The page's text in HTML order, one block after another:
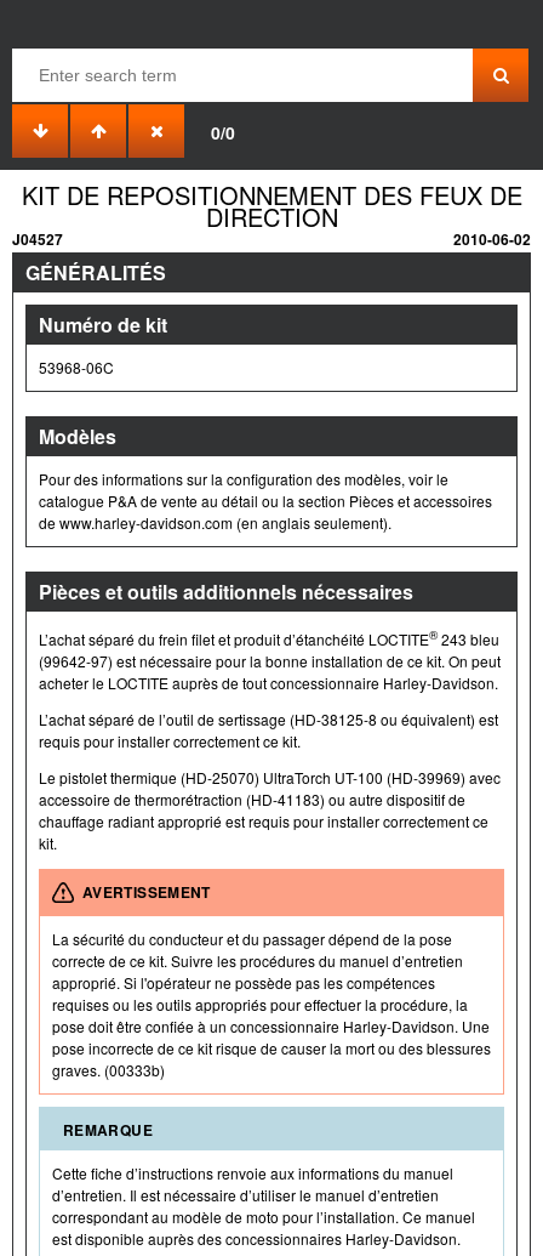
0/0
KIT DE REPOSITIONNEMENT DES FEUX DE
DIRECTION
J04527 2010-06-02
GÉNÉRALITÉS
Numéro de kit
53968-06C
Modèles
Pour des informations sur la configuration des modèles, voir le
catalogue P&A de vente au détail ou la section Pièces et accessoires
de www.harley-davidson.com (en anglais seulement).
Pièces et outils additionnels nécessaires
L’achat séparé du frein filet et produit d’étanchéité LOCTITE®243 bleu
(99642-97) est nécessaire pour la bonne installation de ce kit. On peut
acheter le LOCTITE auprès de tout concessionnaire Harley-Davidson.
L’achat séparé de l’outil de sertissage (HD-38125-8 ou équivalent) est
requis pour installer correctement ce kit.
Le pistolet thermique (HD-25070) UltraTorch UT-100 (HD-39969) avec
accessoire de thermorétraction (HD-41183) ou autre dispositif de
chauffage radiant approprié est requis pour installer correctement ce
kit.
AVERTISSEMENT
La sécurité du conducteur et du passager dépend de la pose
correcte de ce kit. Suivre les procédures du manuel d’entretien
approprié. Si l'opérateur ne possède pas les compétences
requises ou les outils appropriés pour effectuer la procédure, la
pose doit être confiée à un concessionnaire Harley-Davidson. Une
pose incorrecte de ce kit risque de causer la mort ou des blessures
graves. (00333b)
REMARQUE
Cette fiche d’instructions renvoie aux informations du manuel
d’entretien. Il est nécessaire d’utiliser le manuel d’entretien
correspondant au modèle de moto pour l’installation. Ce manuel
est disponible auprès des concessionnaires Harley-Davidson.